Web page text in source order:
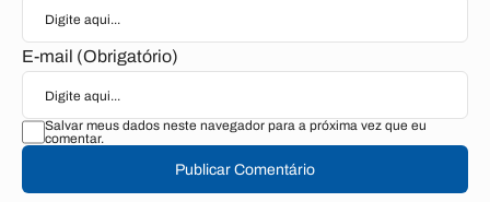
E-mail (Obrigatório)
Salvar meus dados neste navegador para a próxima vez que eu
comentar.
Publicar Comentário